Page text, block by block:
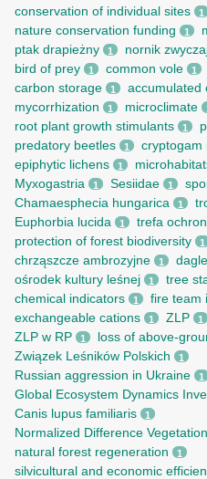
conservation of individual sites 1
nature conservation funding 1
ptak drapieżny 1 nornik
bird of prey 1 common vole 1
carbon storage 1 accumulated
mycorrhization 1 microclimate
root рlant growth stimulants 1
predatory beetles 1 cryptogam
epiphytic lichens 1
Myxogastria 1 Sesiidae 1
Chamaesphecia hungarica 1
Euphorbia lucida 1 trefa
protection of forest biodiversity 1
chrząszcze ambrozyjne 1
ośrodek kultury leśnej 1 tree
chemical indicators 1 fire team
exchangeable cations 1 ZLP 1
ZLP w RP 1 loss of above-
Związek Leśników Polskich 1
Russian aggression in Ukraine 1
Global Ecosystem Dynamics
Canis lupus familiaris 1
Normalized Difference
natural forest regeneration 1
silvicultural and economic